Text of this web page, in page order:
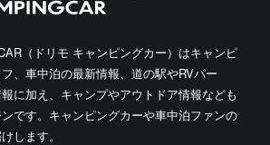
（ドリモ キャンピングカー）はキャンピ
、車中泊の最新情報、道の駅やRVパー
に加え、キャンプやアウトドア情報なども
です。キャンピングカーや車中泊ファンの
します。